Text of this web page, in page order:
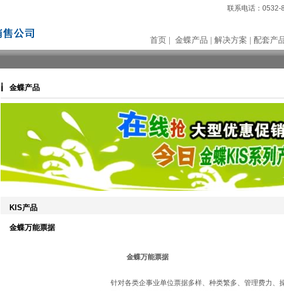
联系电话：0532-
首页 金蝶产品 解决方案 配套产
金蝶产品
KIS产品
金蝶万能票据
金蝶万能票据
针对各类企事业单位票据多样、种类繁多、管理费力、